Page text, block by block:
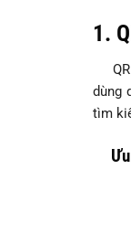
1.
QR
dùng
tìm
Ưu